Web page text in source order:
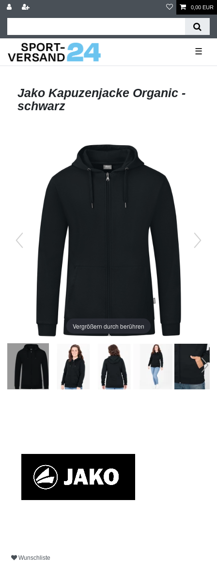
0,00 EUR
☰
Jako Kapuzenjacke Organic -
schwarz
Vergrößern durch berühren
Wunschliste